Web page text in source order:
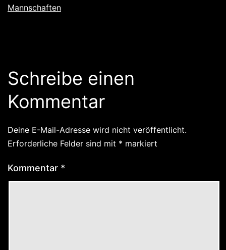
Mannschaften
Schreibe einen
Kommentar
Deine E-Mail-Adresse wird nicht veröffentlicht.
Erforderliche Felder sind mit * markiert
Kommentar *